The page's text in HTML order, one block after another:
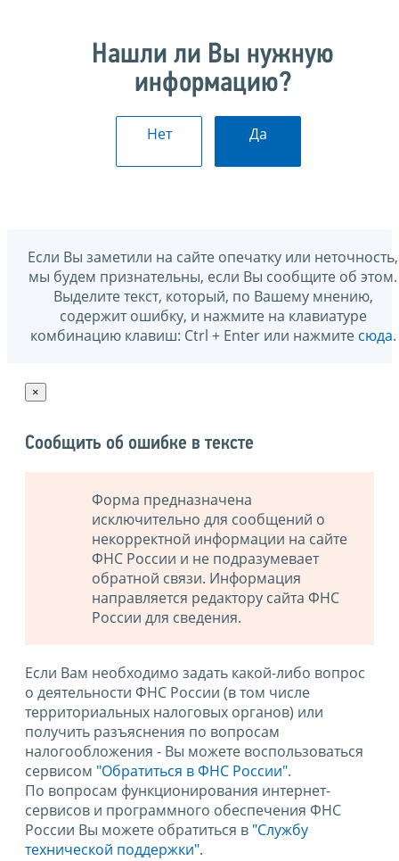
Нашли ли Вы нужную
информацию?
Нет Да
Если Вы заметили на сайте опечатку или неточность,
мы будем признательны, если Вы сообщите об этом.
Выделите текст, который, по Вашему мнению,
содержит ошибку, и нажмите на клавиатуре
комбинацию клавиш: Ctrl + Enter или нажмите сюда.
×
Сообщить об ошибке в тексте
Форма предназначена
исключительно для сообщений о
некорректной информации на сайте
ФНС России и не подразумевает
обратной связи. Информация
направляется редактору сайта ФНС
России для сведения.
Если Вам необходимо задать какой-либо вопрос
о деятельности ФНС России (в том числе
территориальных налоговых органов) или
получить разъяснения по вопросам
налогообложения - Вы можете воспользоваться
сервисом "Обратиться в ФНС России".
По вопросам функционирования интернет-
сервисов и программного обеспечения ФНС
России Вы можете обратиться в "Службу
технической поддержки".